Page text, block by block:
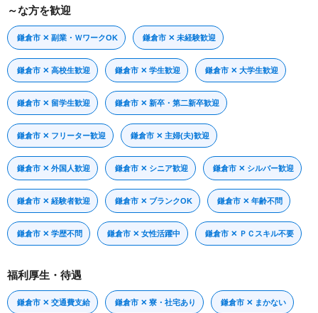
～な方を歓迎
鎌倉市 ✕ 副業・ＷワークOK 鎌倉市 ✕ 未経験歓迎
鎌倉市 ✕ 高校生歓迎 鎌倉市 ✕ 学生歓迎 鎌倉市 ✕ 大学生歓迎
鎌倉市 ✕ 留学生歓迎 鎌倉市 ✕ 新卒・第二新卒歓迎
鎌倉市 ✕ フリーター歓迎 鎌倉市 ✕ 主婦(夫)歓迎
鎌倉市 ✕ 外国人歓迎 鎌倉市 ✕ シニア歓迎 鎌倉市 ✕ シルバー歓迎
鎌倉市 ✕ 経験者歓迎 鎌倉市 ✕ ブランクOK 鎌倉市 ✕ 年齢不問
鎌倉市 ✕ 学歴不問 鎌倉市 ✕ 女性活躍中 鎌倉市 ✕ ＰＣスキル不要
福利厚生・待遇
鎌倉市 ✕ 交通費支給 鎌倉市 ✕ 寮・社宅あり 鎌倉市 ✕ まかない